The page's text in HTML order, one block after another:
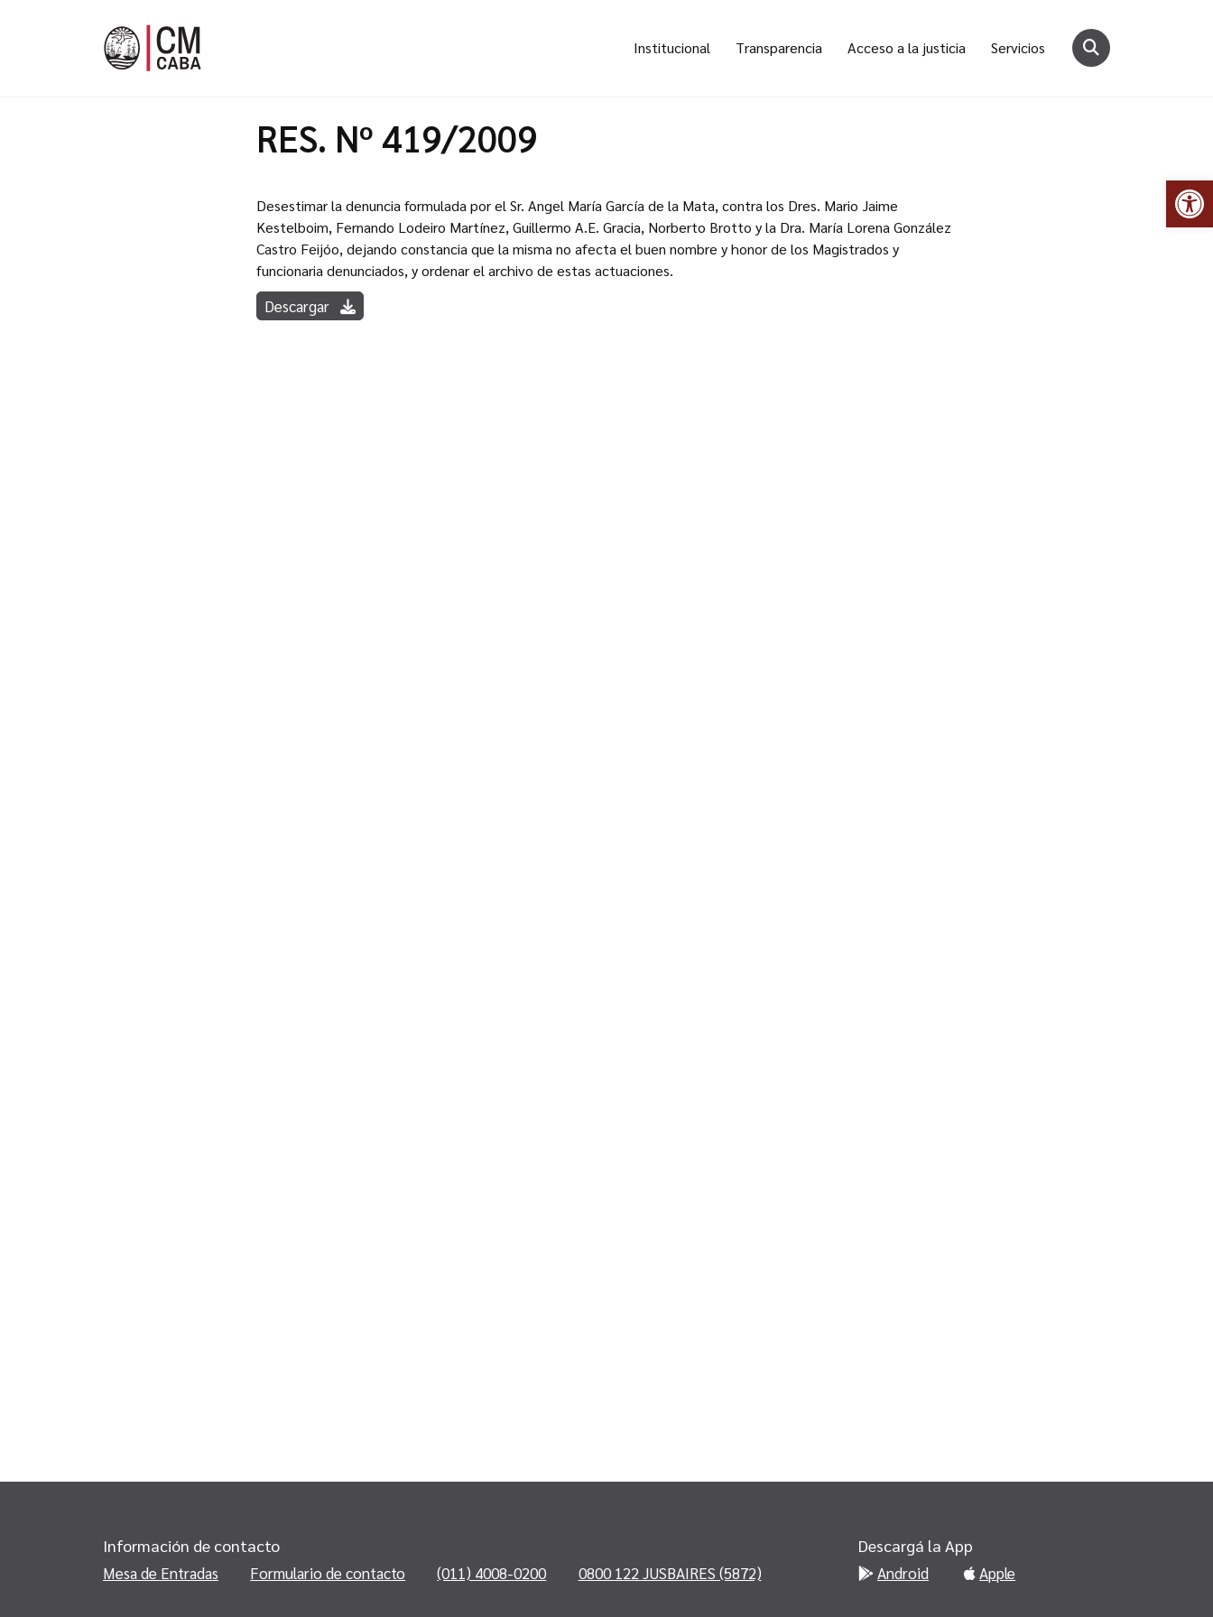
Institucional Transparencia Acceso a la justicia Servicios
RES. Nº 419/2009
Desestimar la denuncia formulada por el Sr. Angel María García de la Mata, contra los Dres. Mario Jaime
Kestelboim, Fernando Lodeiro Martínez, Guillermo A.E. Gracia, Norberto Brotto y la Dra. María Lorena González
Castro Feijóo, dejando constancia que la misma no afecta el buen nombre y honor de los Magistrados y
funcionaria denunciados, y ordenar el archivo de estas actuaciones.
Descargar
Información de contacto
Mesa de Entradas Formulario de contacto (011) 4008-0200 0800 122 JUSBAIRES (5872)
Descargá la App
Android Apple